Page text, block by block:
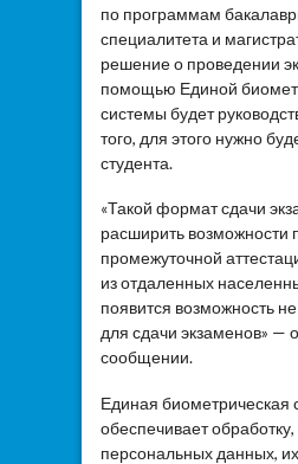
по программам
специалитета и
решение о проведении
помощью Единой
системы будет
того, для этого нужно
студента.
«Такой формат сдачи
расширить возможности
промежуточной
из отдаленных
появится возможность
для сдачи экзаменов» —
сообщении.
Единая биометрическая
обеспечивает
персональных данных,